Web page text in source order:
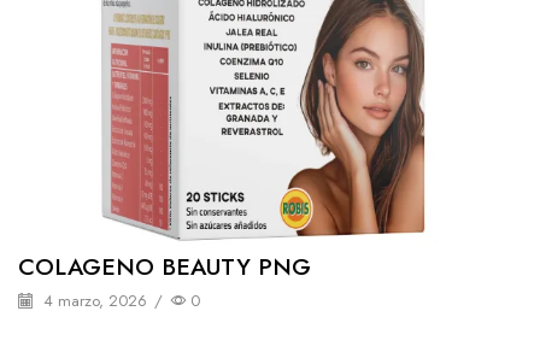
COLAGENO BEAUTY PNG
4 marzo, 2026 / 0